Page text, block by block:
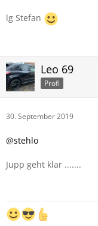
lg Stefan
Leo 69
Profi
30. September 2019
@stehlo
Jupp geht klar .......